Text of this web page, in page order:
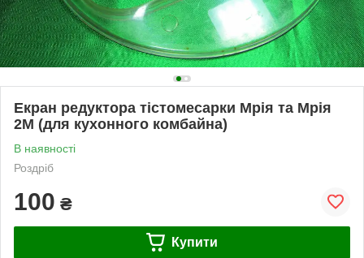
Екран редуктора тістомесарки Мрія та Мрія
2М (для кухонного комбайна)
В наявності
Роздріб
100 ₴
Купити